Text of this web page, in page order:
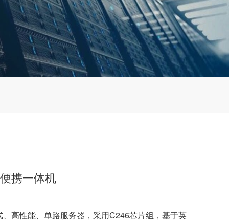
携一体机
高性能、单路服务器，采用C246芯片组，基于英